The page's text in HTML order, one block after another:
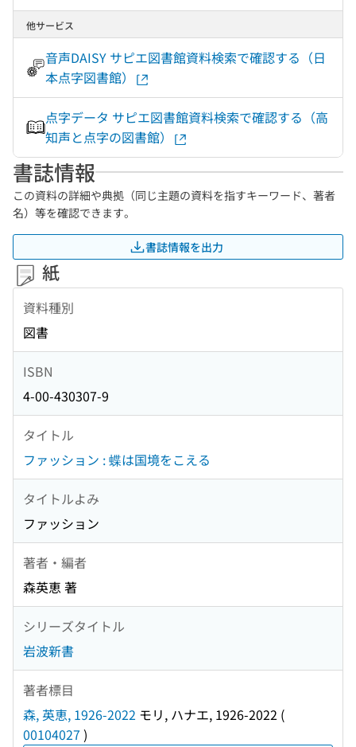
他サービス
音声DAISY サピエ図書館資料検索で確認する（日
本点字図書館）
点字データ サピエ図書館資料検索で確認する（高
知声と点字の図書館）
書誌情報
この資料の詳細や典拠（同じ主題の資料を指すキーワード、著者
名）等を確認できます。
書誌情報を出力
紙
資料種別
図書
ISBN
4-00-430307-9
タイトル
ファッション : 蝶は国境をこえる
タイトルよみ
ファッション
著者・編者
森英恵 著
シリーズタイトル
岩波新書
著者標目
森, 英恵, 1926-2022 モリ, ハナエ, 1926-2022 (
00104027 )